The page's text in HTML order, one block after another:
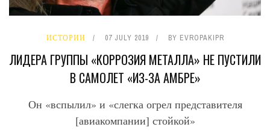
ИСТОРИИ 07 JULY 2019 BY EVROPAKIPR
ЛИДЕРА ГРУППЫ «КОРРОЗИЯ МЕТАЛЛА» НЕ ПУСТИЛИ
В САМОЛЕТ «ИЗ-ЗА АМБРЕ»
Он «вспылил» и «слегка огрел представителя
[авиакомпании] стойкой»